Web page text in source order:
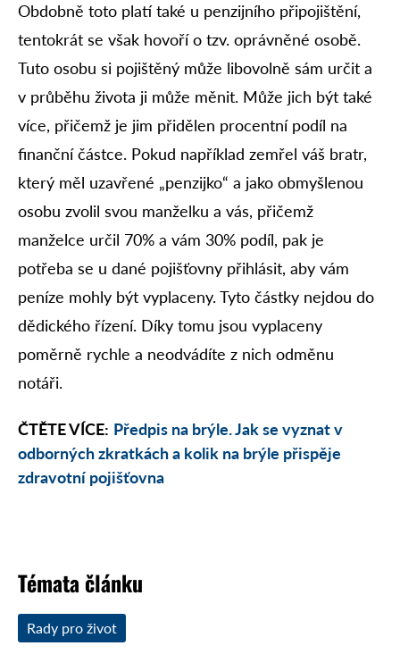
Obdobně toto platí také u penzijního připojištění,
tentokrát se však hovoří o tzv. oprávněné osobě.
Tuto osobu si pojištěný může libovolně sám určit a
v průběhu života ji může měnit. Může jich být také
více, přičemž je jim přidělen procentní podíl na
finanční částce. Pokud například zemřel váš bratr,
který měl uzavřené „penzijko“ a jako obmyšlenou
osobu zvolil svou manželku a vás, přičemž
manželce určil 70% a vám 30% podíl, pak je
potřeba se u dané pojišťovny přihlásit, aby vám
peníze mohly být vyplaceny. Tyto částky nejdou do
dědického řízení. Díky tomu jsou vyplaceny
poměrně rychle a neodvádíte z nich odměnu
notáři.
ČTĚTE VÍCE: Předpis na brýle. Jak se vyznat v
odborných zkratkách a kolik na brýle přispěje
zdravotní pojišťovna
Témata článku
Rady pro život